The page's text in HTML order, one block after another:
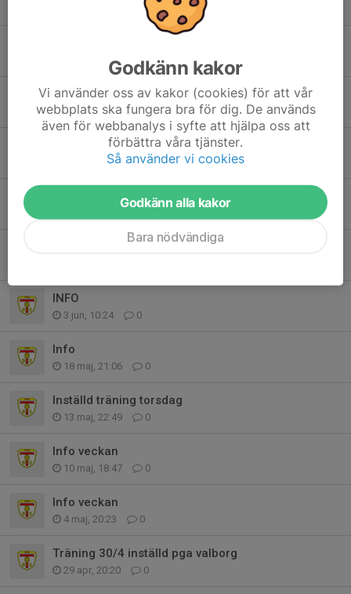
0
24 jun, 14:03 0
INFO
18 jun, 10:58 0
Inställd träning onsdag
10 jun, 14:35 0
Inställd match
INFO
3 jun, 10:24 0
Info
18 maj, 21:06 0
Inställd träning torsdag
13 maj, 22:49 0
Info veckan
10 maj, 18:47 0
Info veckan
4 maj, 20:23 0
Träning 30/4 inställd pga valborg
29 apr, 20:20 0
Godkänn kakor
Vi använder oss av kakor (cookies) för att vår
webbplats ska fungera bra för dig. De används
även för webbanalys i syfte att hjälpa oss att
förbättra våra tjänster.
Så använder vi cookies
Godkänn alla kakor
Bara nödvändiga